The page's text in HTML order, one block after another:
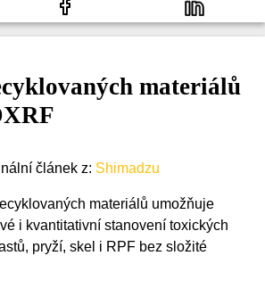
materiálů
článek z: Shimadzu
materiálů umožňuje
i kvantitativní stanovení toxických
pryží, skel i RPF bez složité